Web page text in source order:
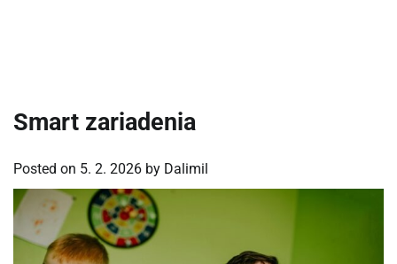
Smart zariadenia
Posted on 5. 2. 2026 by Dalimil